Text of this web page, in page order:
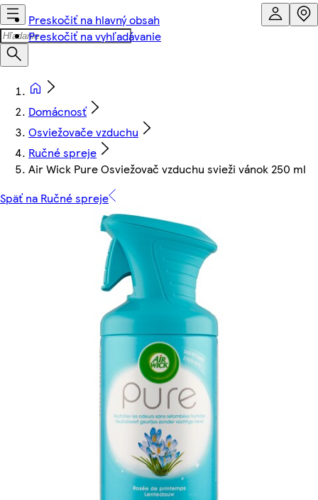
Preskočiť na hlavný obsah
Preskočiť na vyhľadávanie
Domácnosť
Osviežovače vzduchu
Ručné spreje
Air Wick Pure Osviežovač vzduchu svieži vánok 250 ml
Späť na Ručné spreje